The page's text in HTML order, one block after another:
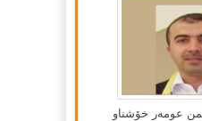
عومه‌ر خۆشناو